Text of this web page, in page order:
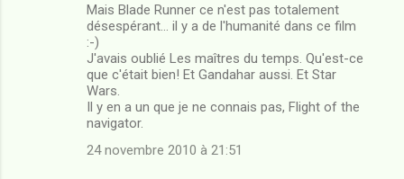
Mais Blade Runner ce n'est pas totalement
désespérant... il y a de l'humanité dans ce film
:-)
J'avais oublié Les maîtres du temps. Qu'est-ce
que c'était bien! Et Gandahar aussi. Et Star
Wars.
Il y en a un que je ne connais pas, Flight of the
navigator.
24 novembre 2010 à 21:51